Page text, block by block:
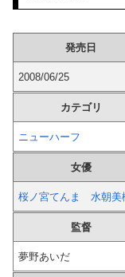
亜鉛１日100mg飲ん
【画像】 キリトの彼
【画像】 この∧∨女
海外のナイトクラブ
発売日
2008/06/25
カテゴリ
ニューハーフ
女優
桜ノ宮てんま 水朝美
監督
夢野あいだ